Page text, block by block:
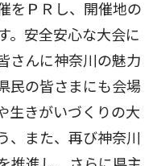
をＰＲし、開催地の
。安全安心な大会に
さんに神奈川の魅力
民の皆さまにも会場
生きがいづくりの大
、また、再び神奈川